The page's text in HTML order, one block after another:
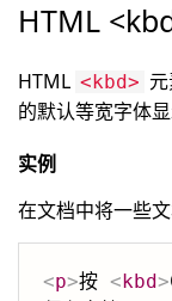
HTML
HTML <kbd>
的默认等宽字体显
实例
在文档中将一些
<p>按 <kbd>